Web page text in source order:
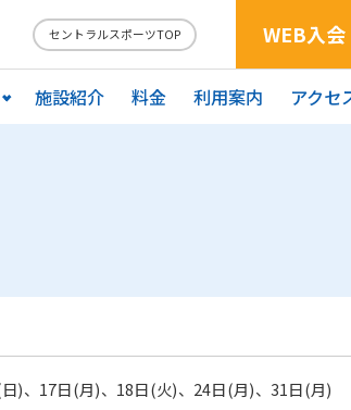
セントラルスポーツTOP WEB入会
施設紹介 料金 利用案内 アクセ
)、17日(月)、18日(火)、24日(月)、31日(月)